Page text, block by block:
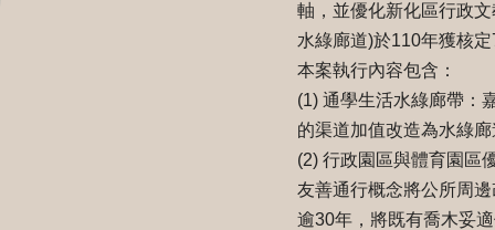
軸，並優化新化區行政
水綠廊道)於110年獲核
本案執行內容包含：
(1) 通學生活水綠廊帶：
的渠道加值改造為水綠
(2) 行政園區與體育園區
友善通行概念將公所周
逾30年，將既有喬木妥